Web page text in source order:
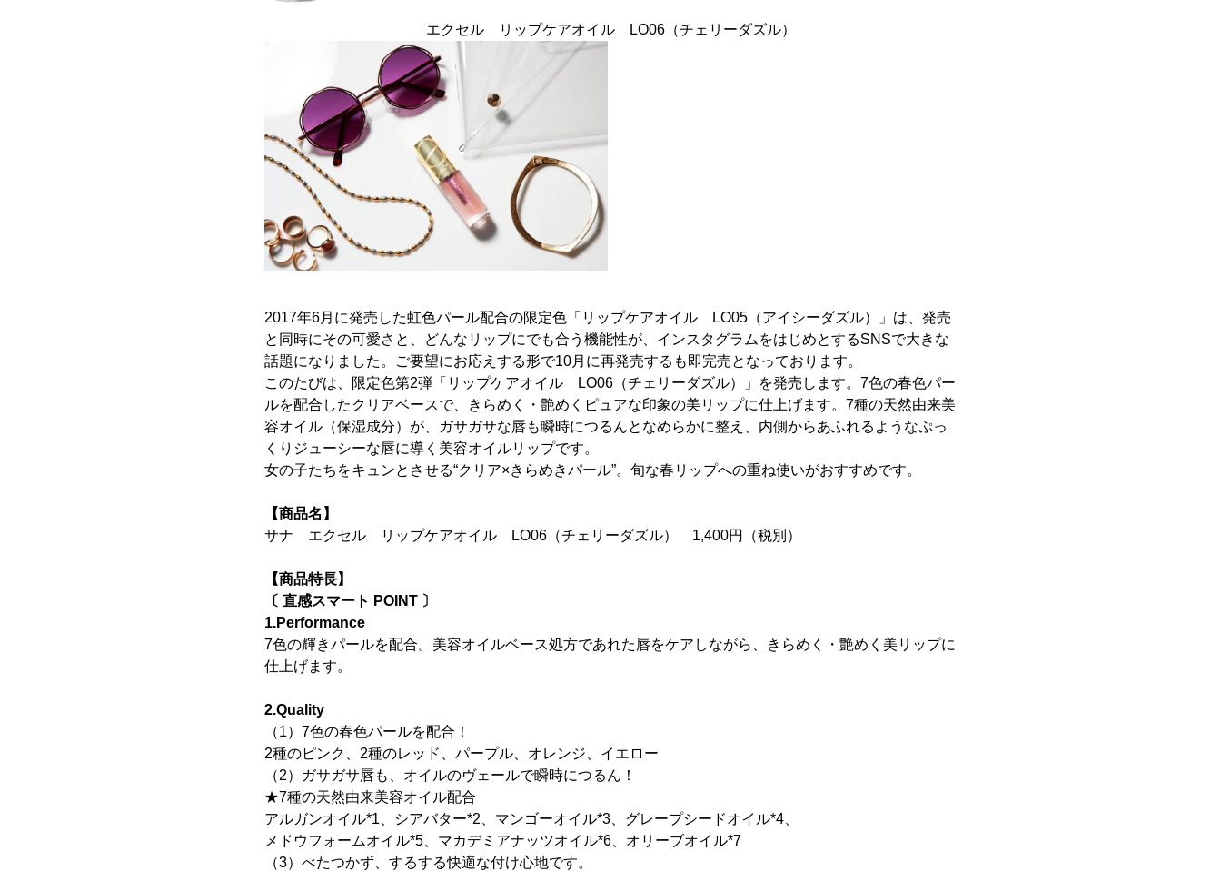
エクセル リップケアオイル LO06（チェリーダズル）
2017年6月に発売した虹色パール配合の限定色「リップケアオイル LO05（アイシーダズル）」は、発売
と同時にその可愛さと、どんなリップにでも合う機能性が、インスタグラムをはじめとするSNSで大きな
話題になりました。ご要望にお応えする形で10月に再発売するも即完売となっております。
このたびは、限定色第2弾「リップケアオイル LO06（チェリーダズル）」を発売します。7色の春色パー
ルを配合したクリアベースで、きらめく・艶めくピュアな印象の美リップに仕上げます。7種の天然由来美
容オイル（保湿成分）が、ガサガサな唇も瞬時につるんとなめらかに整え、内側からあふれるようなぷっ
くりジューシーな唇に導く美容オイルリップです。
女の子たちをキュンとさせる“クリア×きらめきパール”。旬な春リップへの重ね使いがおすすめです。
【商品名】
サナ エクセル リップケアオイル LO06（チェリーダズル） 1,400円（税別）
【商品特長】
〔 直感スマート POINT 〕
1.Performance
7色の輝きパールを配合。美容オイルベース処方であれた唇をケアしながら、きらめく・艶めく美リップに
仕上げます。
2.Quality
（1）7色の春色パールを配合！
2種のピンク、2種のレッド、パープル、オレンジ、イエロー
（2）ガサガサ唇も、オイルのヴェールで瞬時につるん！
★7種の天然由来美容オイル配合
アルガンオイル*1、シアバター*2、マンゴーオイル*3、グレープシードオイル*4、
メドウフォームオイル*5、マカデミアナッツオイル*6、オリーブオイル*7
（3）べたつかず、するする快適な付け心地です。